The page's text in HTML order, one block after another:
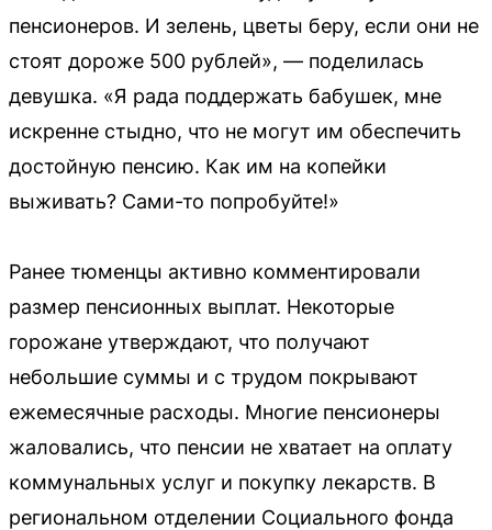
пенсионеров. И зелень, цветы беру, если они не
стоят дороже 500 рублей», — поделилась
девушка. «Я рада поддержать бабушек, мне
искренне стыдно, что не могут им обеспечить
достойную пенсию. Как им на копейки
выживать? Сами-то попробуйте!»
Ранее тюменцы активно комментировали
размер пенсионных выплат. Некоторые
горожане утверждают, что получают
небольшие суммы и с трудом покрывают
ежемесячные расходы. Многие пенсионеры
жаловались, что пенсии не хватает на оплату
коммунальных услуг и покупку лекарств. В
региональном отделении Социального фонда